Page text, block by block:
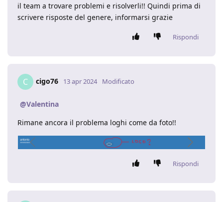
il team a trovare problemi e risolverli!! Quindi prima di
scrivere risposte del genere, informarsi grazie
Rispondi
C cigo76 13 apr 2024 Modificato
@Valentina
Rimane ancora il problema loghi come da foto!!
Rispondi